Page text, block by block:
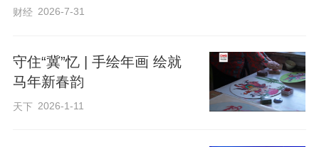
重。
铲土、扶苗、覆土、踩实，一棵棵树苗在
塞罕坝扎下根……孩子们的动作虽显青
涩，却一丝不苟。
财经 2026-7-31
守住“冀”忆 | 手绘年画 绘就
马年新春韵
天下 2026-1-11